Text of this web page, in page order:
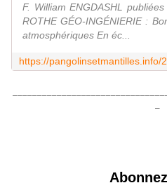
F. William ENGDASHL
ROTHE GÉO-INGÉNIERIE :
atmosphériques En éc...